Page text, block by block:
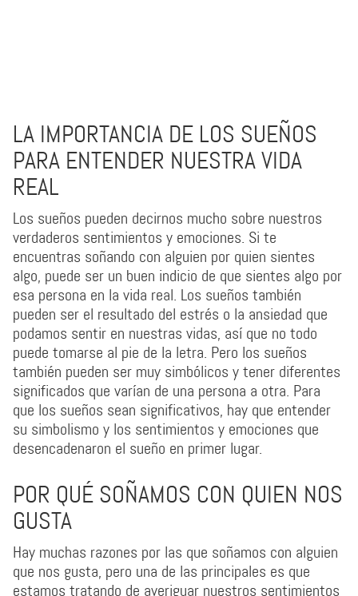
LA IMPORTANCIA DE LOS SUEÑOS
PARA ENTENDER NUESTRA VIDA
REAL
Los sueños pueden decirnos mucho sobre nuestros
verdaderos sentimientos y emociones. Si te
encuentras soñando con alguien por quien sientes
algo, puede ser un buen indicio de que sientes algo por
esa persona en la vida real. Los sueños también
pueden ser el resultado del estrés o la ansiedad que
podamos sentir en nuestras vidas, así que no todo
puede tomarse al pie de la letra. Pero los sueños
también pueden ser muy simbólicos y tener diferentes
significados que varían de una persona a otra. Para
que los sueños sean significativos, hay que entender
su simbolismo y los sentimientos y emociones que
desencadenaron el sueño en primer lugar.
POR QUÉ SOÑAMOS CON QUIEN NOS
GUSTA
Hay muchas razones por las que soñamos con alguien
que nos gusta, pero una de las principales es que
estamos tratando de averiguar nuestros sentimientos